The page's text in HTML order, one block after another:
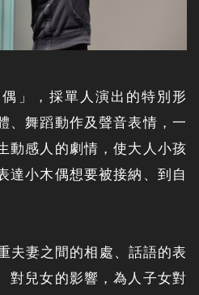
」，採單人演出的特別形
、舞蹈動作及聲音表情，一
動感人的劇情，使大人小孩
達小木偶想要被接納、到自
夫妻之間的相處、話語的表
對兒女的影響，為人子女對